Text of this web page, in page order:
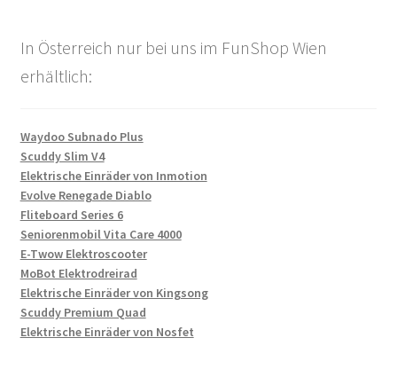
In Österreich nur bei uns im FunShop Wien
erhältlich:
Waydoo Subnado Plus
Scuddy Slim V4
Elektrische Einräder von Inmotion
Evolve Renegade Diablo
Fliteboard Series 6
Seniorenmobil Vita Care 4000
E-Twow Elektroscooter
MoBot Elektrodreirad
Elektrische Einräder von Kingsong
Scuddy Premium Quad
Elektrische Einräder von Nosfet